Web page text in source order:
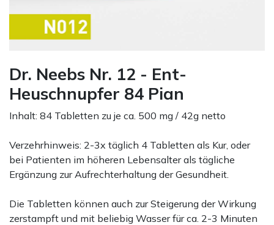
Dr. Neebs Nr. 12 - Ent-
Heuschnupfer 84 Pian
Inhalt: 84 Tabletten zu je ca. 500 mg / 42g netto
Verzehrhinweis: 2-3x täglich 4 Tabletten als Kur, oder
bei Patienten im höheren Lebensalter als tägliche
Ergänzung zur Aufrechterhaltung der Gesundheit.
Die Tabletten können auch zur Steigerung der Wirkung
zerstampft und mit beliebig Wasser für ca. 2-3 Minuten